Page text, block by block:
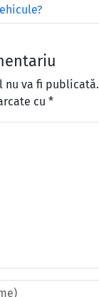
nu va fi publicată.
cu *